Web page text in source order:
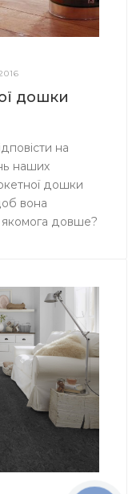
дошки
на
наших
дошки
вона
якомога довше?